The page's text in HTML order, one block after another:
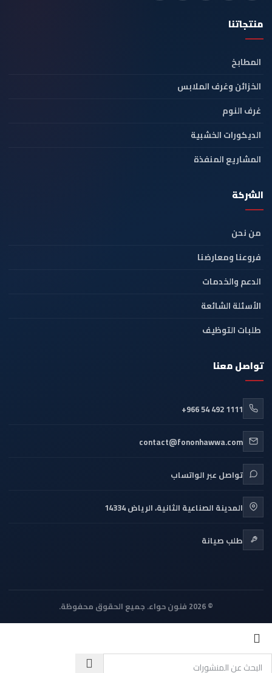
منتجاتنا
المطابخ
الخزائن وغرف الملابس
غرف النوم
الديكورات الخشبية
المشاريع المنفذة
الشركة
من نحن
فروعنا ومعارضنا
الدعم والخدمات
الأسئلة الشائعة
طلبات التوظيف
تواصل معنا
+966 54 492 1111
contact@fononhawwa.com
تواصل عبر الواتساب
المدينة الصناعية الثانية، الرياض 14334
طلب صيانة
© 2026 فنون حواء. جميع الحقوق محفوظة.